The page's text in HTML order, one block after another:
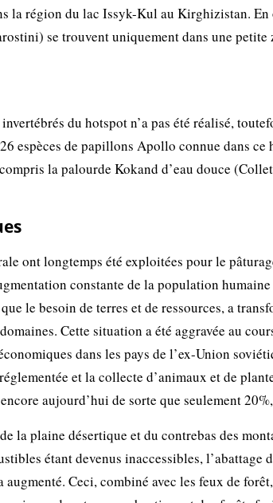
la région du lac Issyk-Kul au Kirghizistan.
se trouvent uniquement dans une petite
du hotspot n’a pas été réalisé,
espèces de papillons Apollo connue dans
la palourde Kokand d’eau douce
ont longtemps été exploitées pour le
constante de la population
le besoin de terres et de ressources, a
Cette situation a été aggravée au
dans les pays de l’ex-Union
et la collecte d’animaux et de
aujourd’hui de sorte que seulement
la plaine désertique et du contrebas des
étant devenus inaccessibles, l’abattage
Ceci, combiné avec les feux de